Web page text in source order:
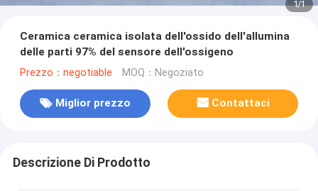
1/1
Ceramica ceramica isolata dell'ossido dell'allumina
delle parti 97% del sensore dell'ossigeno
Prezzo：negotiable MOQ：Negoziato
Miglior prezzo Contattaci
Descrizione Di Prodotto